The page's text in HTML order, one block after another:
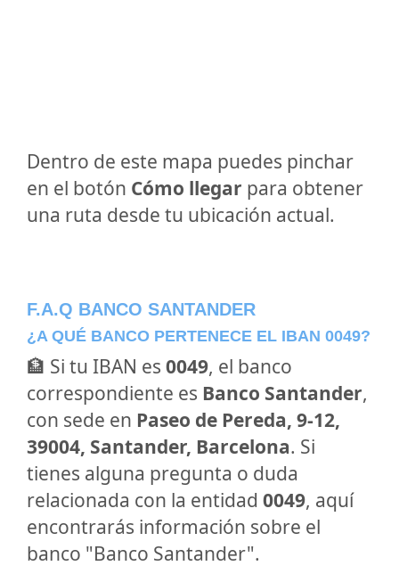
Dentro de este mapa puedes pinchar
en el botón Cómo llegar para obtener
una ruta desde tu ubicación actual.
F.A.Q BANCO SANTANDER
¿A QUÉ BANCO PERTENECE EL IBAN 0049?
🏦 Si tu IBAN es 0049, el banco
correspondiente es Banco Santander,
con sede en Paseo de Pereda, 9-12,
39004, Santander, Barcelona. Si
tienes alguna pregunta o duda
relacionada con la entidad 0049, aquí
encontrarás información sobre el
banco "Banco Santander".